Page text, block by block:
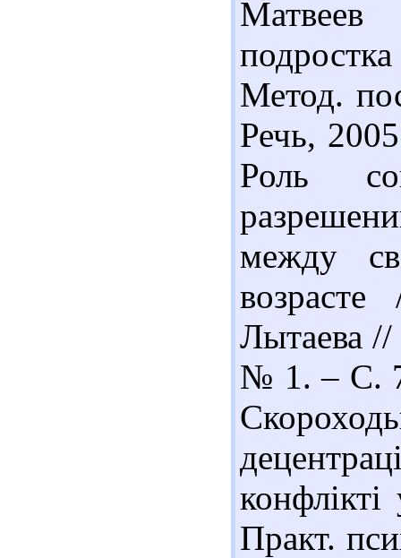
Метод.
Речь,
Роль
между
Лытаева
№ 1. – С.
Практ.